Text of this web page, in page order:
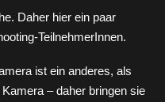
Daher hier ein paar
TeilnehmerInnen.
ist ein anderes, als
– daher bringen sie